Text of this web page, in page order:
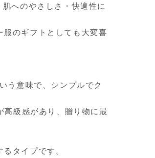
へのやさしさ・快適性に
のギフトとしても大変喜
意味で、シンプルでク
級感があり、贈り物に最
タイプです。